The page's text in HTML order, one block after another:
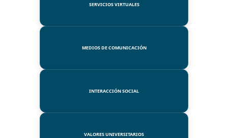
SERVICIOS VIRTUALES
MEDIOS DE COMUNICACIÓN
INTERACCIÓN SOCIAL
VALORES UNIVERSITARIOS